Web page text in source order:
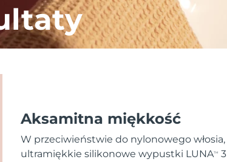
Aksamitna miękkość
W przeciwieństwie do nylonowego włosia,
ultramiękkie silikonowe wypustki LUNATM
3